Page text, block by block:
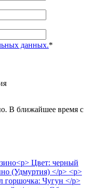
данных.*
В ближайшее время с